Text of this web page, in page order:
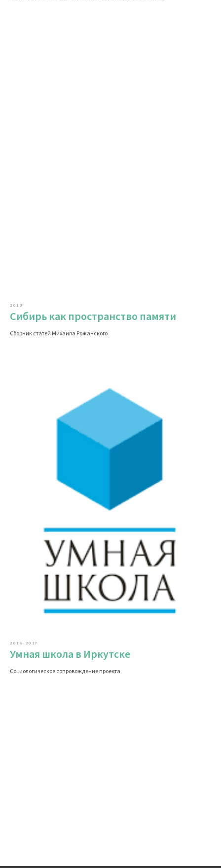
2013
Сибирь как пространство памяти
Сборник статей Михаила Рожанского
2016-2017
Умная школа в Иркутске
Социологическое сопровождение проекта